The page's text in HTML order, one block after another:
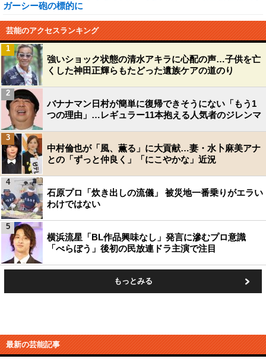
ガーシー砲の標的に
芸能のアクセスランキング
強いショック状態の清水アキラに心配の声…子供を亡
くした神田正輝らもたどった遺族ケアの道のり
1
バナナマン日村が簡単に復帰できそうにない「もう1
つの理由」…レギュラー11本抱える人気者のジレンマ
2
中村倫也が「風、薫る」に大貢献…妻・水卜麻美アナ
との「ずっと仲良く」「にこやかな」近況
3
石原プロ「炊き出しの流儀」 被災地一番乗りがエラい
わけではない
4
横浜流星「BL作品興味なし」発言に滲むプロ意識
「べらぼう」後初の民放連ドラ主演で注目
5
もっとみる
最新の芸能記事